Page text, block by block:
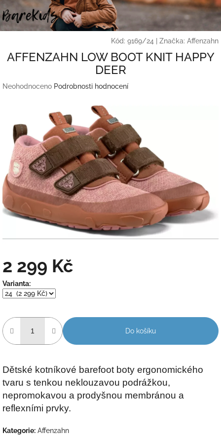
Přejít
na
obsah
Kód: 9169/24 Značka: Affenzahn
AFFENZAHN LOW BOOT KNIT HAPPY
DEER
Průměrné
hvězdiček.
Neohodnoceno Podrobnosti hodnocení
2 299 Kč
Měrná
cena:
Varianta:
Do košíku
Dětské kotníkové barefoot boty ergonomického
tvaru s tenkou neklouzavou podrážkou,
nepromokavou a prodyšnou membránou a
reflexními prvky.
Kategorie: Affenzahn